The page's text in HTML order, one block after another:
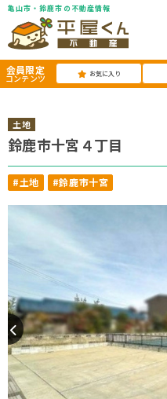
亀山市・鈴鹿市の不動産情報
会員限定
コンテンツ お気に入り
土地
鈴鹿市十宮４丁目
#土地 #鈴鹿市十宮